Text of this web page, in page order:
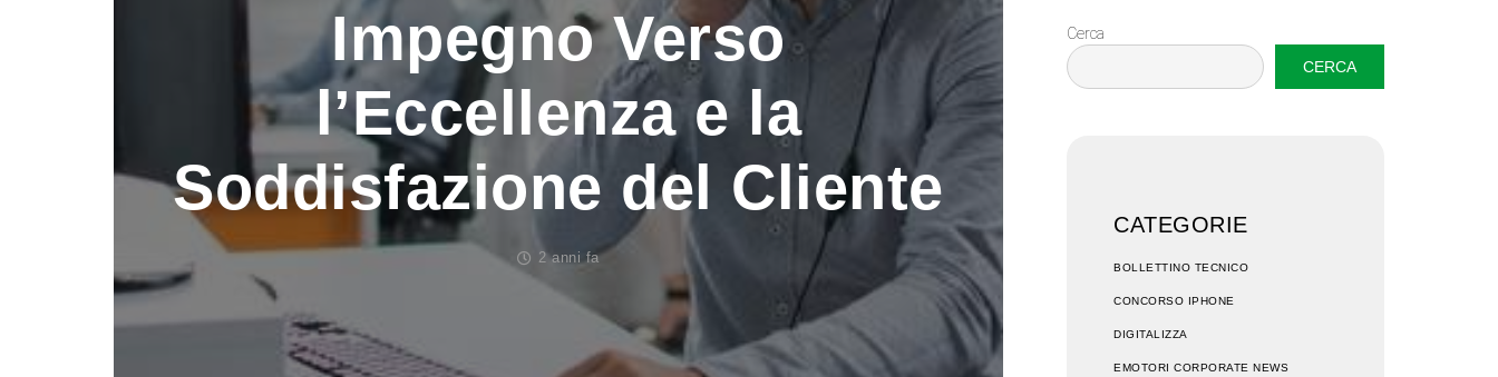
Impegno Verso
l’Eccellenza e la
Soddisfazione del Cliente
2 anni fa
Cerca
CERCA
CATEGORIE
BOLLETTINO TECNICO
CONCORSO IPHONE
DIGITALIZZA
EMOTORI CORPORATE NEWS